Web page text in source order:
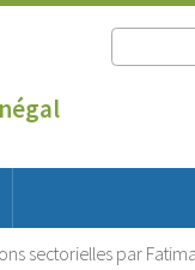
sectorielles par